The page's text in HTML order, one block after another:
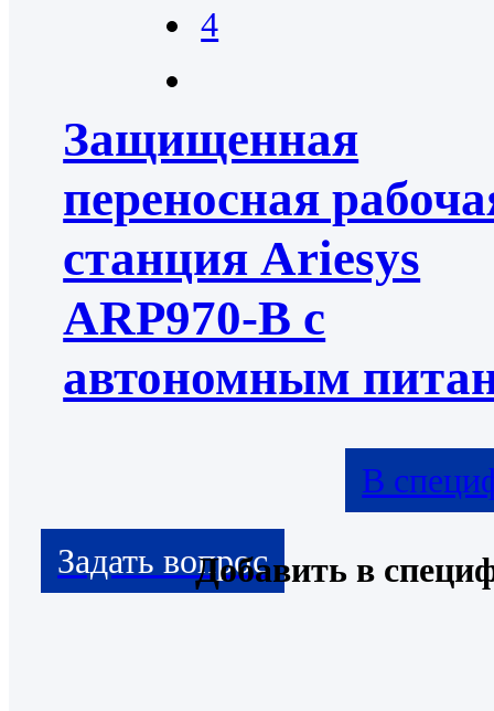
Защищенная
переносная
станция Ariesys
ARP970-B с
автономным
В
4
Добавить в